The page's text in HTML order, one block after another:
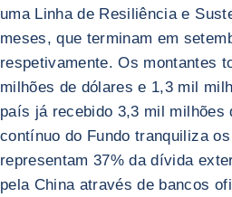
uma Linha de Resiliência e
meses, que terminam em
respetivamente. Os montantes
milhões de dólares e 1,3 mil
país já recebido 3,3 mil milhões
contínuo do Fundo tranquiliza
representam 37% da dívida
pela China através de bancos